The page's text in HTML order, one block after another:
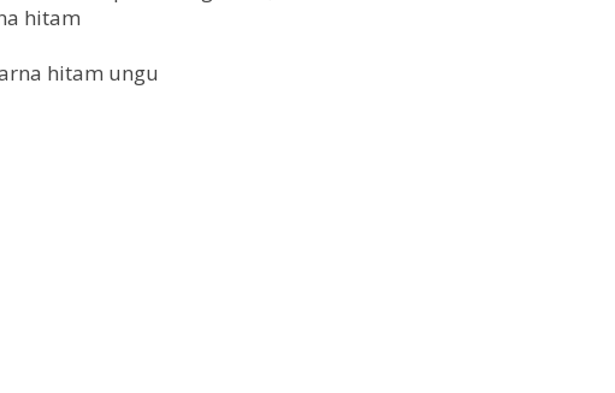
hitam
hitam ungu